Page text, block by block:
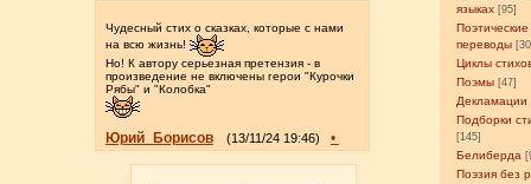
языках [95]
Поэтические
переводы
Циклы
Поэмы [47]
Декламации
Подборки
[145]
Белиберда
Поэзия без
Чудесный стих о сказках, которые с нами
на всю жизнь!
Но! К автору серьезная претензия - в
произведение не включены герои "Курочки
Рябы" и "Колобка"
Юрий_Борисов (13/11/24 19:46) •